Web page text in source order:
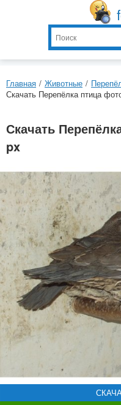
Главная / Животные /
Скачать Перепёлка птица
Скачать
px